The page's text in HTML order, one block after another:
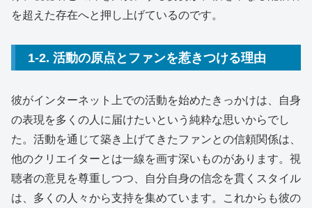
を超えた存在へと押し上げているのです。
1-2. 活動の原点とファンを惹きつける理由
彼がインターネット上での活動を始めたきっかけは、自身
の表現を多くの人に届けたいという純粋な思いからでし
た。活動を通じて築き上げてきたファンとの信頼関係は、
他のクリエイターとは一線を画す深いものがあります。視
聴者の意見を尊重しつつ、自分自身の信念を貫くスタイル
は、多くの人々から支持を集めています。これからも彼の